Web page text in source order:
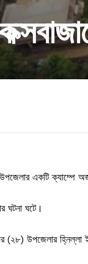
একটি ক্যাম্পে
ঘটনা ঘটে।
(২৮) উপজেলার হ্নিল্লা